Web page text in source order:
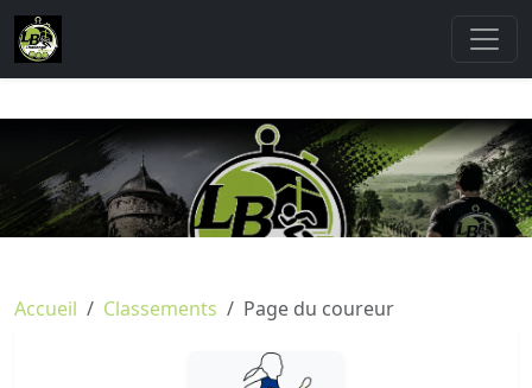
Accueil Classements Page du coureur